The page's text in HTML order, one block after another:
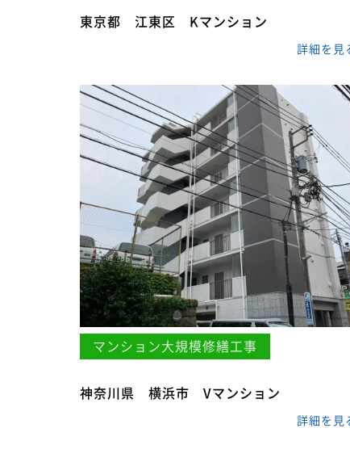
東京都 江東区 Kマンション
詳細を見
マンション大規模修繕工事
神奈川県 横浜市 Vマンション
詳細を見